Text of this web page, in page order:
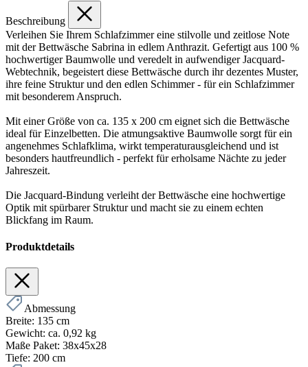
Beschreibung
Verleihen Sie Ihrem Schlafzimmer eine stilvolle und zeitlose Note
mit der Bettwäsche Sabrina in edlem Anthrazit. Gefertigt aus 100 %
hochwertiger Baumwolle und veredelt in aufwendiger Jacquard-
Webtechnik, begeistert diese Bettwäsche durch ihr dezentes Muster,
ihre feine Struktur und den edlen Schimmer - für ein Schlafzimmer
mit besonderem Anspruch.
Mit einer Größe von ca. 135 x 200 cm eignet sich die Bettwäsche
ideal für Einzelbetten. Die atmungsaktive Baumwolle sorgt für ein
angenehmes Schlafklima, wirkt temperaturausgleichend und ist
besonders hautfreundlich - perfekt für erholsame Nächte zu jeder
Jahreszeit.
Die Jacquard-Bindung verleiht der Bettwäsche eine hochwertige
Optik mit spürbarer Struktur und macht sie zu einem echten
Blickfang im Raum.
Produktdetails
Abmessung
Breite: 135 cm
Gewicht: ca. 0,92 kg
Maße Paket: 38x45x28
Tiefe: 200 cm